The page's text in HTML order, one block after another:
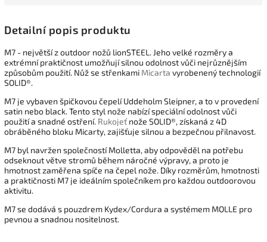
Detailní popis produktu
M7 - největší z outdoor nožů lionSTEEL. Jeho velké rozměry a
extrémní praktičnost umožňují silnou odolnost vůči nejrůznějším
způsobům použití. Nůž se střenkami Micarta vyrobenený technologií
SOLID®.
M7 je vybaven špičkovou čepelí Uddeholm Sleipner, a to v provedení
satin nebo black. Tento styl nože nabízí speciální odolnost vůči
použití a snadné ostření. Rukojeť nože SOLID®, získaná z 4D
obráběného bloku Micarty, zajišťuje silnou a bezpečnou přilnavost.
M7 byl navržen společností Molletta, aby odpověděl na potřebu
odseknout větve stromů během náročné výpravy, a proto je
hmotnost zaměřena spíče na čepel nože. Díky rozměrům, hmotnosti
a praktičnosti M7 je ideálním společníkem pro každou outdoorovou
aktivitu.
M7 se dodává s pouzdrem Kydex/Cordura a systémem MOLLE pro
pevnou a snadnou nositelnost.